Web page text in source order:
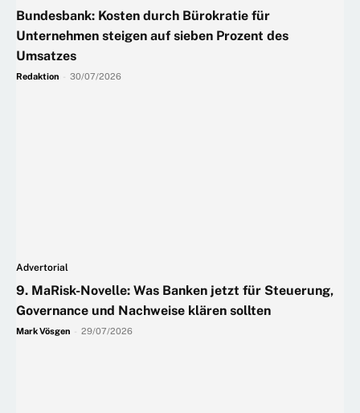
Bundesbank: Kosten durch Bürokratie für
Unternehmen steigen auf sieben Prozent des
Umsatzes
Redaktion 30/07/2026
Advertorial
9. MaRisk-Novelle: Was Banken jetzt für Steuerung,
Governance und Nachweise klären sollten
Mark Vösgen 29/07/2026